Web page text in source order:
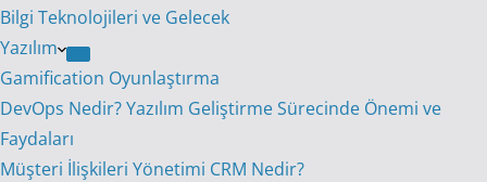
Bilgi Teknolojileri ve Gelecek
Yazılım
Gamification Oyunlaştırma
DevOps Nedir? Yazılım Geliştirme Sürecinde Önemi ve
Faydaları
Müşteri İlişkileri Yönetimi CRM Nedir?